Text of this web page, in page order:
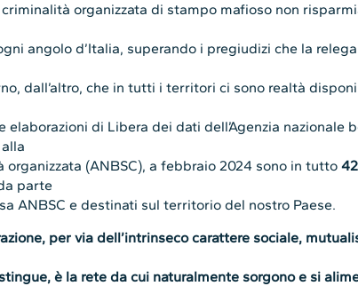
criminalità organizzata di stampo mafioso non
angolo d’Italia, superando i pregiudizi che la
dall’altro, che in tutti i territori ci sono realtà
elaborazioni di Libera dei dati dell’Agenzia nazionale
organizzata (ANBSC), a febbraio 2024 sono in tutto
parte
ANBSC e destinati sul territorio del nostro Paese.
per via dell’intrinseco carattere sociale,
è la rete da cui naturalmente sorgono e si